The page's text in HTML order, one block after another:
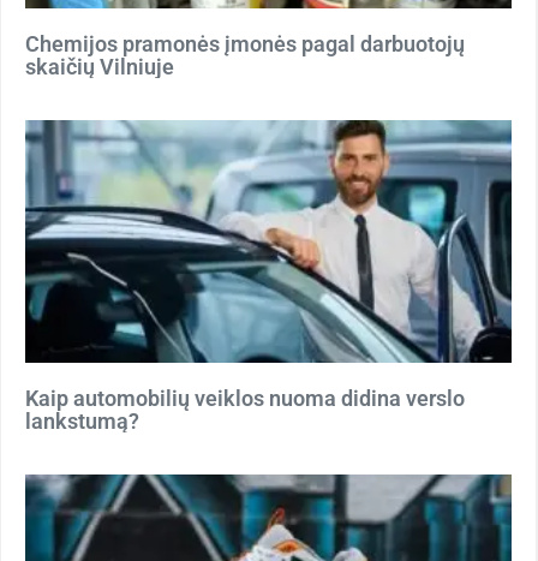
Chemijos pramonės įmonės pagal darbuotojų
skaičių Vilniuje
Kaip automobilių veiklos nuoma didina verslo
lankstumą?